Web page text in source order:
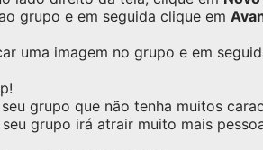
grupo e em seguida clique em
uma imagem no grupo e em
grupo que não tenha muitos
grupo irá atrair muito mais